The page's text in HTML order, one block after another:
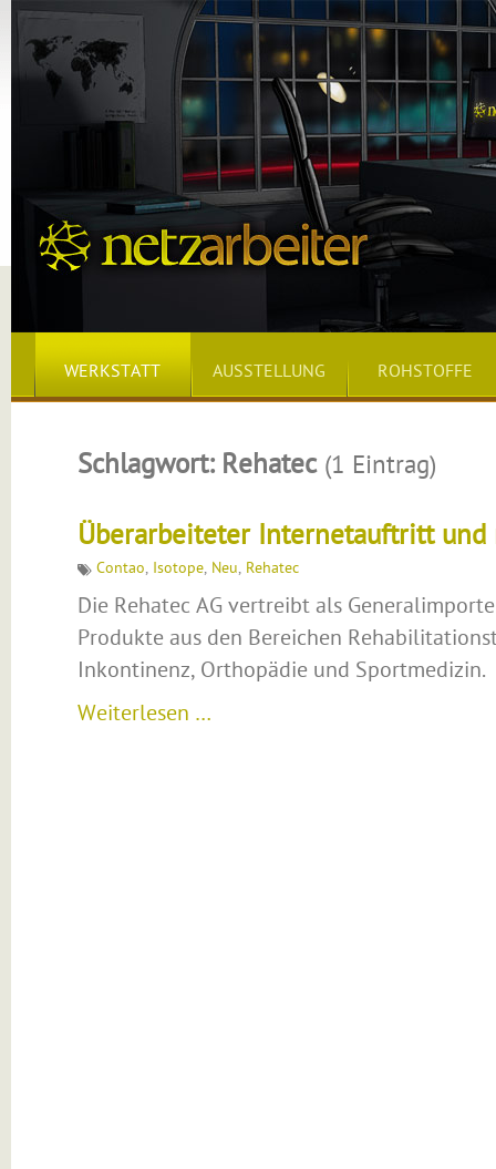
WERKSTATT AUSSTELLUNG ROHSTOFFE
Schlagwort: Rehatec (1 Eintrag)
Überarbeiteter Internetauftritt und
Contao, Isotope, Neu, Rehatec
Die Rehatec AG vertreibt als
Produkte aus den Bereichen
Inkontinenz, Orthopädie und Sportmedizin.
Weiterlesen …